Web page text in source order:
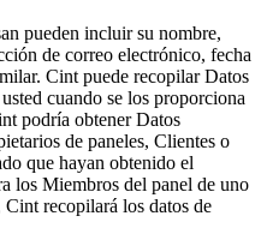
pueden incluir su nombre,
de correo electrónico, fecha
Cint puede recopilar Datos
cuando se los proporciona
podría obtener Datos
de paneles, Clientes o
que hayan obtenido el
los Miembros del panel de uno
Cint recopilará los datos de